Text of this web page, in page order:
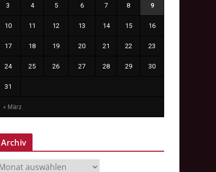
« März
3 4 5 6 7 8 9
10 11 12 13 14 15 16
17 18 19 20 21 22 23
24 25 26 27 28 29 30
31
Archiv